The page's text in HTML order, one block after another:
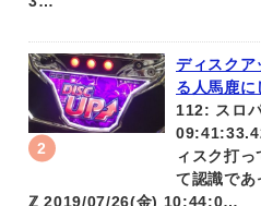
ディスクア
る人馬鹿に
112: スロ
ィスク打
て認識で
ℤ 2019/07/26(金) 10:44:0…